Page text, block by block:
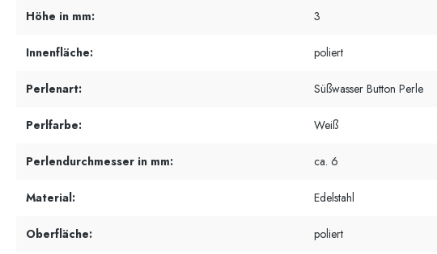
Höhe in mm: 3
Innenfläche: poliert
Perlenart: Süßwasser Button Perle
Perlfarbe: Weiß
Perlendurchmesser in mm: ca. 6
Material: Edelstahl
Oberfläche: poliert